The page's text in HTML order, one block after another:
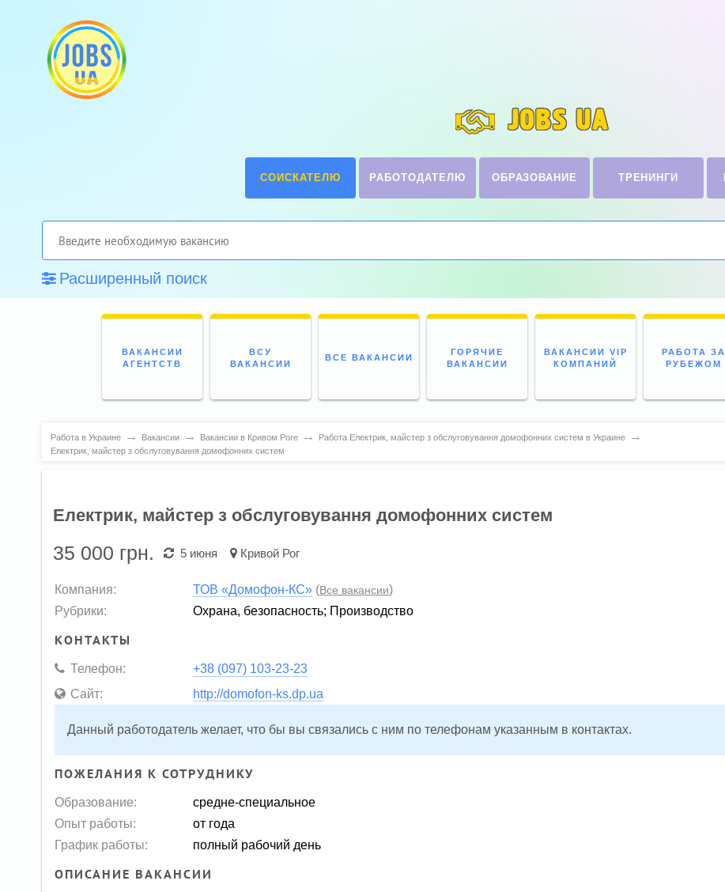
JOBS UA
СОИСКАТЕЛЮ РАБОТОДАТЕЛЮ ОБРАЗОВАНИЕ ТРЕНИНГИ
Расширенный поиск
ВАКАНСИИ
АГЕНТСТВ
ВСУ
ВАКАНСИИ
ВСЕ ВАКАНСИИ
ГОРЯЧИЕ
ВАКАНСИИ
ВАКАНСИИ VIP
КОМПАНИЙ
РАБОТА ЗА
РУБЕЖОМ
Работа в Украине → Вакансии → Вакансии в Кривом Роге → Работа Електрик, майстер з обслуговування домофонних систем в Украине →
Електрик, майстер з обслуговування домофонних систем
Електрик, майстер з обслуговування домофонних систем
35 000 грн. 5 июня Кривой Рог
Компания: ТОВ «Домофон-КС» (Все вакансии)
Рубрики:
Охрана, безопасность; Производство
КОНТАКТЫ
Телефон:
+38 (097) 103-23-23
Сайт:
http://domofon-ks.dp.ua
Данный работодатель желает, что бы вы связались с ним по телефонам указанным в контактах.
ПОЖЕЛАНИЯ К СОТРУДНИКУ
Образование:
средне-специальное
Опыт работы:
от года
График работы:
полный рабочий день
ОПИСАНИЕ ВАКАНСИИ